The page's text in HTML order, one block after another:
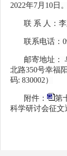
2022年7月10日。
联 系 人：
联系电话：
邮寄地址：
北路350号幸福
码: 830002）
附件：
第
科学研讨会征文